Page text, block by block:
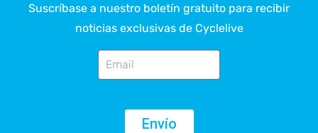
Suscríbase a nuestro boletín gratuito para recibir
noticias exclusivas de Cyclelive
Envío